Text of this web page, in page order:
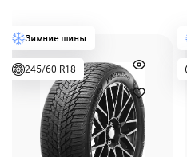
245/60 R18